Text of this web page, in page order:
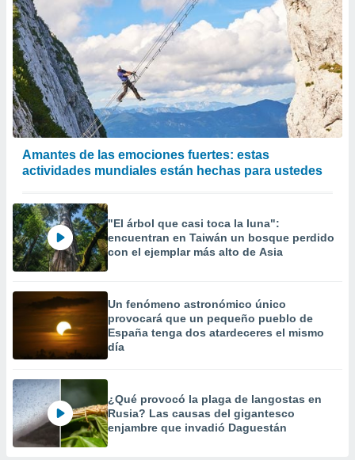
Amantes de las emociones fuertes: estas
actividades mundiales están hechas para ustedes
"El árbol que casi toca la luna":
encuentran en Taiwán un bosque perdido
con el ejemplar más alto de Asia
Un fenómeno astronómico único
provocará que un pequeño pueblo de
España tenga dos atardeceres el mismo
día
¿Qué provocó la plaga de langostas en
Rusia? Las causas del gigantesco
enjambre que invadió Daguestán